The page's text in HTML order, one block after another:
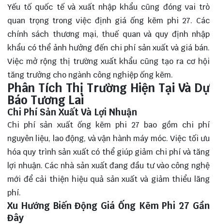
Yếu tố quốc tế và xuất nhập khẩu cũng đóng vai trò
quan trọng trong việc định giá ống kẽm phi 27. Các
chính sách thương mại, thuế quan và quy định nhập
khẩu có thể ảnh hưởng đến chi phí sản xuất và giá bán.
Việc mở rộng thị trường xuất khẩu cũng tạo ra cơ hội
tăng trưởng cho ngành công nghiệp ống kẽm.
Phân Tích Thị Trường Hiện Tại Và Dự
Báo Tương Lai
Chi Phí Sản Xuất Và Lợi Nhuận
Chi phí sản xuất ống kẽm phi 27 bao gồm chi phí
nguyên liệu, lao động, và vận hành máy móc. Việc tối ưu
hóa quy trình sản xuất có thể giúp giảm chi phí và tăng
lợi nhuận. Các nhà sản xuất đang đầu tư vào công nghệ
mới để cải thiện hiệu quả sản xuất và giảm thiểu lãng
phí.
Xu Hướng Biến Động Giá Ống Kẽm Phi 27 Gần
Đây